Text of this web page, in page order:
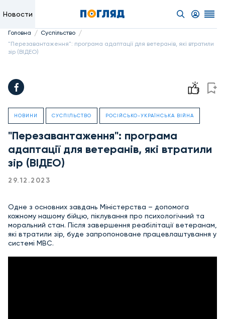
Новости
Головна / Суспільство /
"Перезавантаження": програма адаптації для ветеранів, які втратили
зір (ВІДЕО)
НОВИНИ СУСПІЛЬСТВО РОСІЙСЬКО-УКРАЇНСЬКА ВІЙНА
"Перезавантаження": програма
адаптації для ветеранів, які втратили
зір (ВІДЕО)
29.12.2023
Одне з основних завдань Міністерства – допомога
кожному нашому бійцю, піклування про психологічний та
моральний стан. Після завершення реабілітації ветеранам,
які втратили зір, буде запропоноване працевлаштування у
системі МВС.